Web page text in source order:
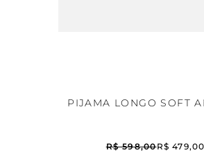
PIJAMA LONGO SOFT
R$ 598,00R$ 479,00